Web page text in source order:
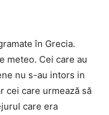
în Grecia.
meteo. Cei care au
nu s-au intors in
cei care urmează să
care era